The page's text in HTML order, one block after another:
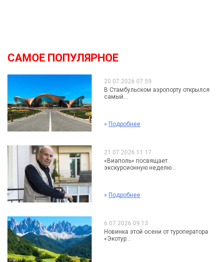
САМОЕ ПОПУЛЯРНОЕ
20.07.2026 07:59
В Стамбульском аэропорту открылся
самый...
» Подробнее
21.07.2026 11:17
«Виаполь» посвящает
экскурсионную неделю...
» Подробнее
6.07.2026 09:13
Новинка этой осени от туроператора
«Экотур...